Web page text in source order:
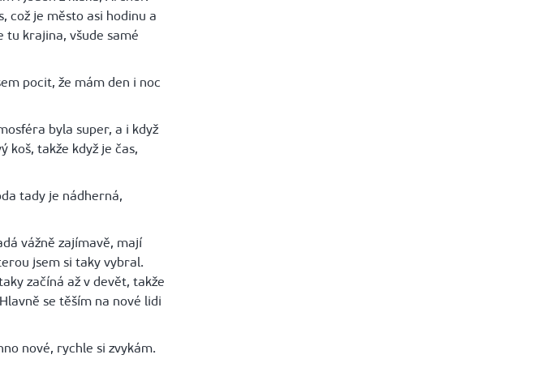
což je město asi hodinu a
tu krajina, všude samé
pocit, že mám den i noc
byla super, a i když
koš, takže když je čas,
tady je nádherná,
vážně zajímavě, mají
jsem si taky vybral.
začíná až v devět, takže
se těším na nové lidi
nové, rychle si zvykám.